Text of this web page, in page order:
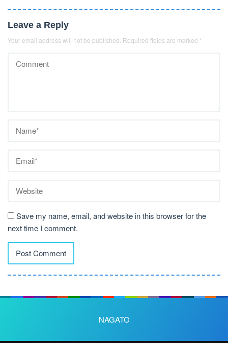
Leave a Reply
Your email address will not be published. Required fields are marked *
Save my name, email, and website in this browser for the
next time I comment.
NAGATO